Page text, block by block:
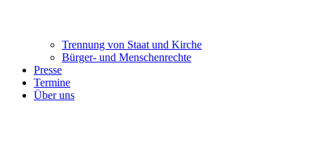
Trennung ​​​​​​​von Staat und Kirche
Bürger- und Menschenrechte
Presse
Termine
Über uns